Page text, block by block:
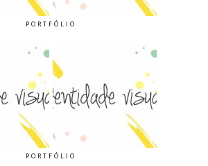
PORTFÓLIO
PORTFÓLIO